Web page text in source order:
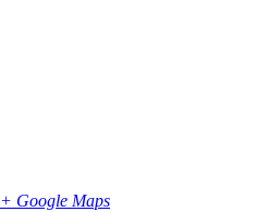
+ Google Maps